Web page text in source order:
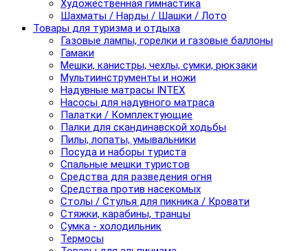
Художественная гимнастика
Шахматы / Нарды / Шашки / Лото
Товары для туризма и отдыха
Газовые лампы, горелки и газовые баллоны
Гамаки
Мешки, канистры, чехлы, сумки, рюкзаки
Мультиинструменты и ножи
Надувные матрасы INTEX
Насосы для надувного матраса
Палатки / Комплектующие
Палки для скандинавской ходьбы
Пилы, лопаты, умывальники
Посуда и наборы туриста
Спальные мешки туристов
Средства для разведения огня
Средства против насекомых
Столы / Стулья для пикника / Кровати
Стяжки, карабины, транцы
Сумка - холодильник
Термосы